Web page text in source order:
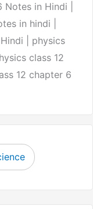
in Hindi |
in hindi |
| physics
class 12
12 chapter 6